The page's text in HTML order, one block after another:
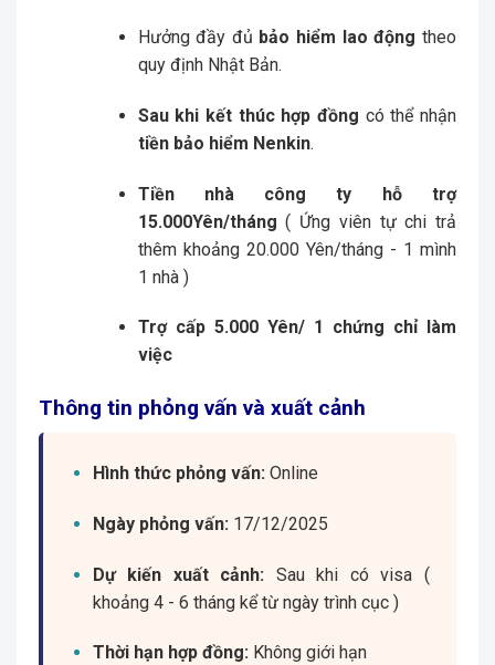
Hưởng đầy đủ bảo hiểm lao động theo
quy định Nhật Bản.
Sau khi kết thúc hợp đồng có thể nhận
tiền bảo hiểm Nenkin.
Tiền nhà công ty hỗ trợ
15.000Yên/tháng ( Ứng viên tự chi trả
thêm khoảng 20.000 Yên/tháng - 1 mình
1 nhà )
Trợ cấp 5.000 Yên/ 1 chứng chỉ làm
việc
Thông tin phỏng vấn và xuất cảnh
Hình thức phỏng vấn:Online
Ngày phỏng vấn:17/12/2025
Dự kiến xuất cảnh: Sau khi có visa (
khoảng 4 - 6 tháng kể từ ngày trình cục )
Thời hạn hợp đồng:Không giới hạn